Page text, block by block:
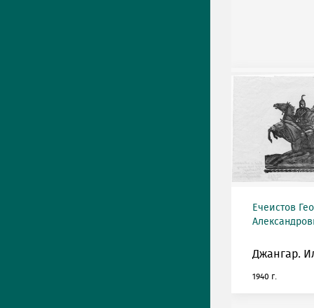
Ечеистов
Джангар.
1940 г.